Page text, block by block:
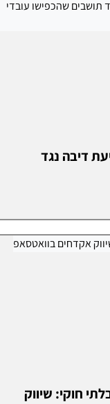
דיבה נגד
חוקי: שיווק